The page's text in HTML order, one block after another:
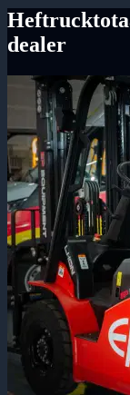
dealer